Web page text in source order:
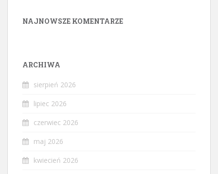
NAJNOWSZE KOMENTARZE
ARCHIWA
sierpień 2026
lipiec 2026
czerwiec 2026
maj 2026
kwiecień 2026